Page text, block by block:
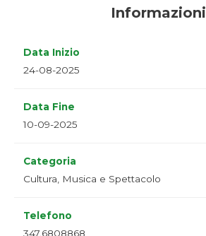
Informazioni
Data Inizio
24-08-2025
Data Fine
10-09-2025
Categoria
Cultura, Musica e Spettacolo
Telefono
347.6808868